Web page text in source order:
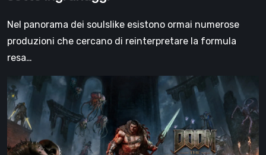
Nel panorama dei soulslike esistono ormai numerose
produzioni che cercano di reinterpretare la formula
resa…
DOOM:
The
Dark
Ages
–